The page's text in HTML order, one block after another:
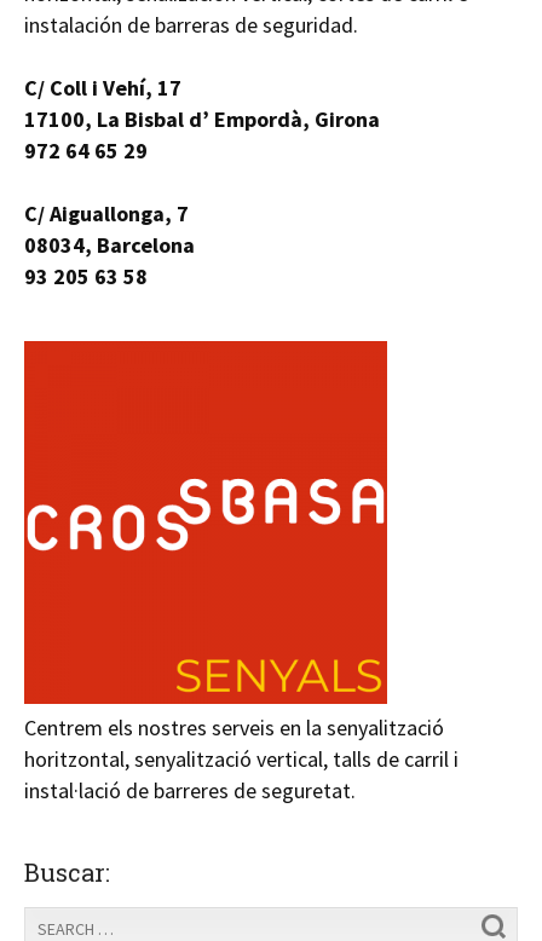
instalación de barreras de seguridad.
C/ Coll i Vehí, 17
17100, La Bisbal d’ Empordà, Girona
972 64 65 29
C/ Aiguallonga, 7
08034, Barcelona
93 205 63 58
Centrem els nostres serveis en la senyalització
horitzontal, senyalització vertical, talls de carril i
instal·lació de barreres de seguretat.
Buscar: